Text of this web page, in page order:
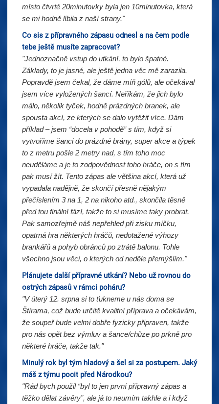
místo čtvrté 20minutovky byla jen 10minutovka, která
se mi hodně líbila z naší strany."
Co sis z přípravného zápasu odnesl a na čem podle
tebe ještě musíte zapracovat?
"Jednoznačně vstup do utkání, to bylo špatné.
Základy, to je jasné, ale ještě jedna věc mě zarazila.
Popravdě jsem čekal, že dáme míň gólů, ale očekával
jsem více vyložených šancí. Neříkám, že jich bylo
málo, několik tyček, hodně prázdných branek, ale
spousta akcí, ze kterých se dalo vytěžit více. Dám
příklad – jsem “docela v pohodě” s tím, když si
vytvoříme šanci do prázdné brány, super akce a týpek
to z metru pošle 2 metry nad, s tím toho moc
neuděláme a je to zodpovědnost toho hráče, on s tím
pak musí žít. Tento zápas ale většina akcí, která už
vypadala nadějně, že skončí přesně nějakým
přečíslením 3 na 1, 2 na nikoho atd., skončila těsně
před tou finální fází, takže to si musíme taky probrat.
Pak samozřejmě náš nepřehled při zisku míčku,
opatrná hra některých hráčů, nedotažené výhozy
brankářů a pohyb obránců po ztrátě balonu. Tohle
všechno jsou věci, o kterých od neděle přemýšlím."
Plánujete další přípravné utkání? Nebo už rovnou do
ostrých zápasů v rámci poháru?
"V úterý 12. srpna si to ťukneme u nás doma se
Štírama, což bude určitě kvalitní příprava a očekávám,
že soupeř bude velmi dobře fyzicky připraven, takže
pro nás opět bez výmluv a šance/chůze po prkně pro
některé hráče, takže tak."
Minulý rok byl tým hladový a šel si za postupem. Jaký
máš z týmu pocit před Národkou?
"Rád bych použil “byl to jen první přípravný zápas a
těžko dělat závěry”, ale já to neumím takhle a i když